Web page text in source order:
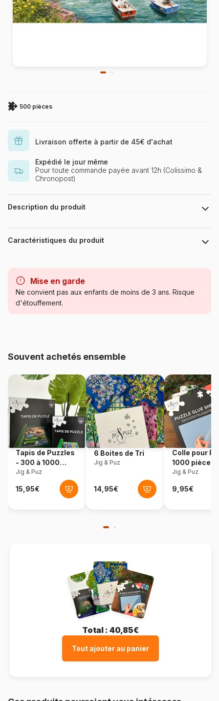
500 pièces
Livraison offerte à partir de 45€ d'achat
Expédié le jour même
Pour toute commande payée avant 12h (Colissimo &
Chronopost)
Description du produit
Terry Harrison
Puzzle 500 Teile Puzzlefläche : 48,5 X 34,5 cm
Caractéristiques du produit
Catégorie
Provenance Royaume-Uni
Gibsons-G892
EAN 5012269018929
Nombre de pièces 500 pièces
Dimensions 48 x 34 cm
Matière primaire
Mise en garde
Ne convient pas aux enfants de moins de 3 ans. Risque
d'étouffement.
Souvent achetés ensemble
Tapis de Puzzles
- 300 à 1000
pièces
Jig & Puz
6 Boites de Tri
Jig & Puz
Colle pour
1000 pièces
Jig & Puz
Total : 40,85€
Tout ajouter au panier